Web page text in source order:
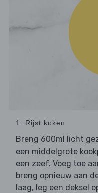
1. Rijst koken
Breng 600ml licht
een middelgrote
een zeef. Voeg toe
breng opnieuw aan
laag, leg een deksel